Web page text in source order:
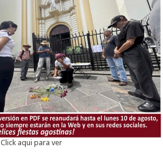
Click aqui para ver